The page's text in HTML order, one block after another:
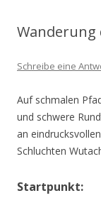
Wanderung
Schreibe eine
Auf schmalen
und schwere
an
Schluchten
Startpunkt: